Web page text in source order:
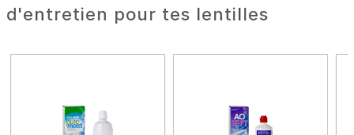
d'entretien pour tes lentilles